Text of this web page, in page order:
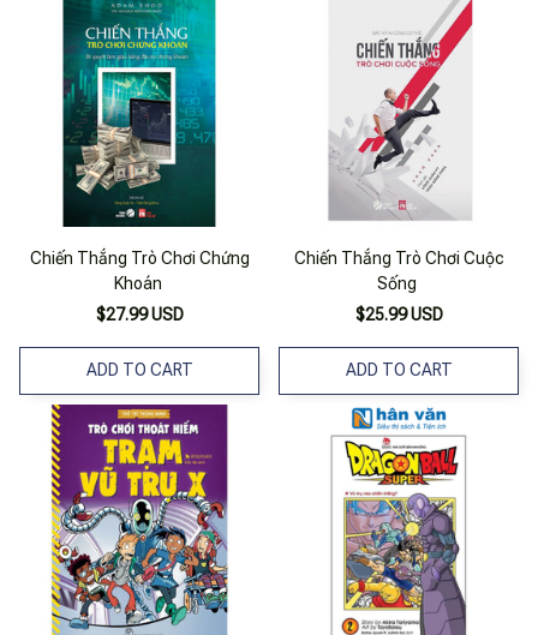
Chiến Thắng Trò Chơi Chứng
Khoán
$27.99 USD
ADD TO CART
Chiến Thắng Trò Chơi Cuộc
Sống
$25.99 USD
ADD TO CART